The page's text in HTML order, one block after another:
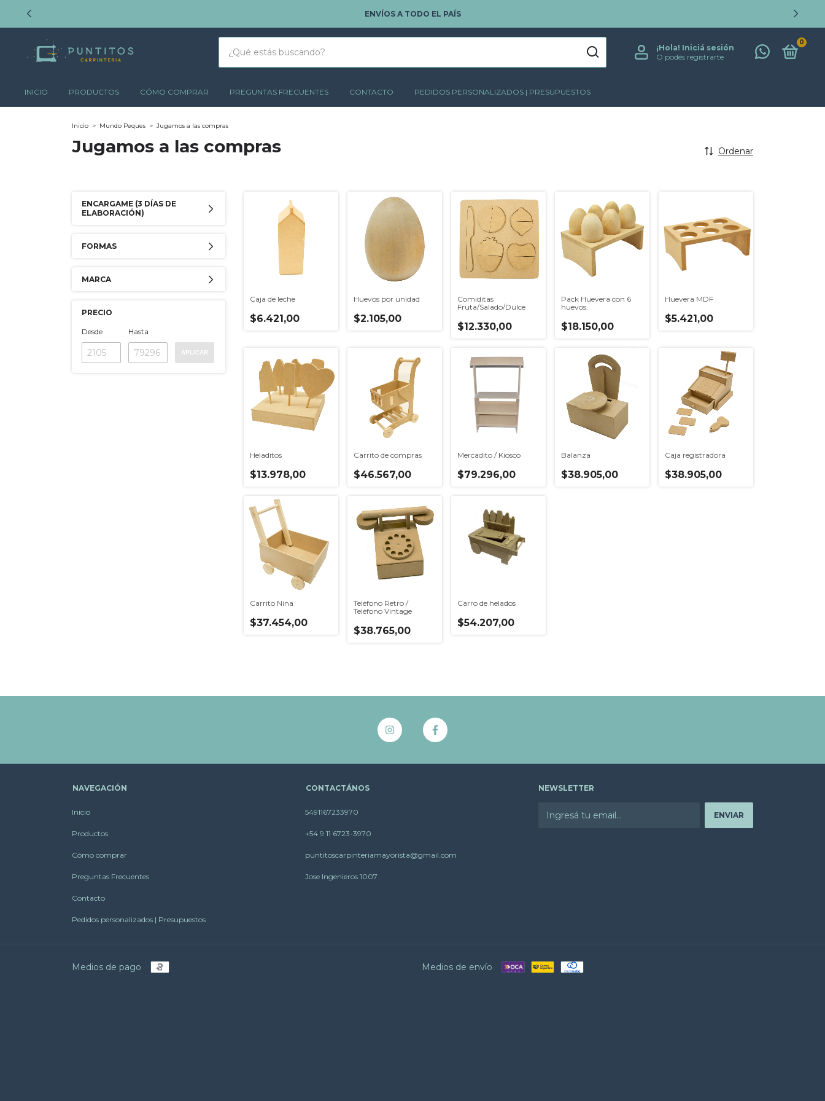
ENVÍOS A TODO EL PAÍS
¡Hola! Iniciá sesión
O podés registrarte
0
INICIO PRODUCTOS CÓMO COMPRAR PREGUNTAS FRECUENTES CONTACTO PEDIDOS PERSONALIZADOS | PRESUPUESTOS
Inicio > Mundo Peques > Jugamos a las compras
Jugamos a las compras Ordenar
ENCARGAME (3 DÍAS DE
ELABORACIÓN)
FORMAS
MARCA
PRECIO
Desde Hasta
APLICAR
Caja de leche
$6.421,00
Huevos por unidad
$2.105,00
Comiditas
Fruta/Salado/Dulce
$12.330,00
Pack Huevera con 6
huevos.
$18.150,00
Huevera MDF
$5.421,00
Heladitos
$13.978,00
Carrito de compras
$46.567,00
Mercadito / Kiosco
$79.296,00
Balanza
$38.905,00
Caja registradora
$38.905,00
Carrito Nina
$37.454,00
Teléfono Retro /
Teléfono Vintage
$38.765,00
Carro de helados
$54.207,00
NAVEGACIÓN
Inicio
Productos
Cómo comprar
Preguntas Frecuentes
Contacto
Pedidos personalizados | Presupuestos
CONTACTÁNOS
5491167233970
+54 9 11 6723-3970
puntitoscarpinteriamayorista@gmail.com
Jose Ingenieros 1007
NEWSLETTER
Medios de pago Medios de envío